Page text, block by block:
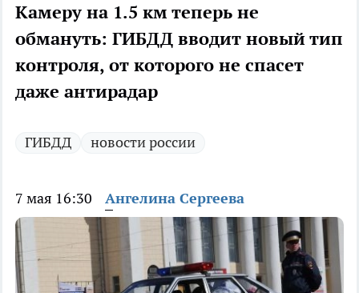
Камеру на 1.5 км теперь не
обмануть: ГИБДД вводит новый тип
контроля, от которого не спасет
даже антирадар
ГИБДД новости россии
7 мая 16:30 Ангелина Сергеева